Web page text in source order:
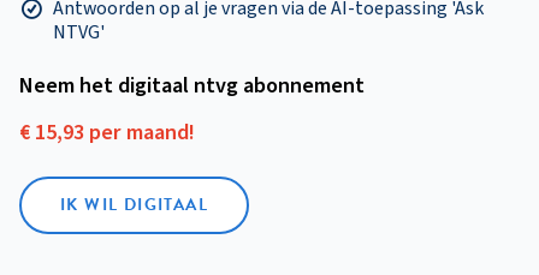
Antwoorden op al je vragen via de AI-toepassing 'Ask
NTVG'
Neem het digitaal ntvg abonnement
€ 15,93 per maand!
IK WIL DIGITAAL